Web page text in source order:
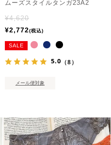
ムーズスタイルタンガ23A2
¥4,620
¥2,772 税込
SALE
5.0 （8）
メール便対象